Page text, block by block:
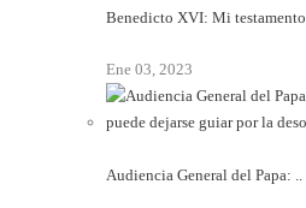
Benedicto XVI: Mi testamento..
Ene 03, 2023
Audiencia General del Papa: ..